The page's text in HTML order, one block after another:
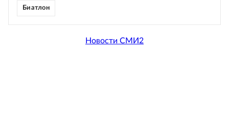
Биатлон
Новости СМИ2